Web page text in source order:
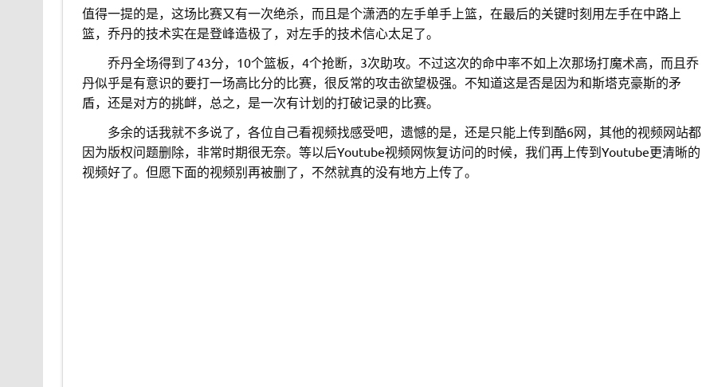
值得一提的是，这场比赛又有一次绝杀，而且是个潇洒的左手单手上篮，在最后的关键时刻用左手在中路上
篮，乔丹的技术实在是登峰造极了，对左手的技术信心太足了。
乔丹全场得到了43分，10个篮板，4个抢断，3次助攻。不过这次的命中率不如上次那场打魔术高，而且乔
丹似乎是有意识的要打一场高比分的比赛，很反常的攻击欲望极强。不知道这是否是因为和斯塔克豪斯的矛
盾，还是对方的挑衅，总之，是一次有计划的打破记录的比赛。
多余的话我就不多说了，各位自己看视频找感受吧，遗憾的是，还是只能上传到酷6网，其他的视频网站都
因为版权问题删除，非常时期很无奈。等以后Youtube视频网恢复访问的时候，我们再上传到Youtube更清晰的
视频好了。但愿下面的视频别再被删了，不然就真的没有地方上传了。